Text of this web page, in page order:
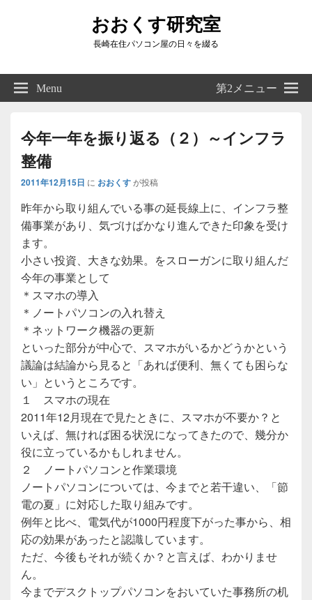
おおくす研究室
長崎在住パソコン屋の日々を綴る
Right
Sidebar
Widget
Menu 第2メニュー
今年一年を振り返る（２）～インフラ
整備
2011年12月15日 に おおくすが投稿
昨年から取り組んでいる事の延長線上に、インフラ整
備事業があり、気づけばかなり進んできた印象を受け
ます。
小さい投資、大きな効果。をスローガンに取り組んだ
今年の事業として
＊スマホの導入
＊ノートパソコンの入れ替え
＊ネットワーク機器の更新
といった部分が中心で、スマホがいるかどうかという
議論は結論から見ると「あれば便利、無くても困らな
い」というところです。
１ スマホの現在
2011年12月現在で見たときに、スマホが不要か？と
いえば、無ければ困る状況になってきたので、幾分か
役に立っているかもしれません。
２ ノートパソコンと作業環境
ノートパソコンについては、今までと若干違い、「節
電の夏」に対応した取り組みです。
例年と比べ、電気代が1000円程度下がった事から、相
応の効果があったと認識しています。
ただ、今後もそれが続くか？と言えば、わかりませ
ん。
今までデスクトップパソコンをおいていた事務所の机